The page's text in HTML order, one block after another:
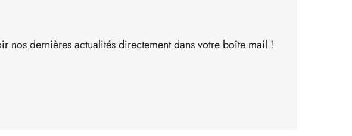
nos dernières actualités directement dans votre boîte mail !